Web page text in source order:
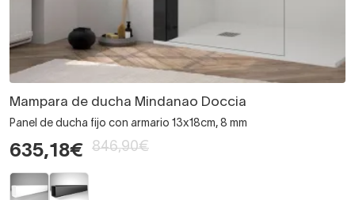
Mampara de ducha Mindanao Doccia
Panel de ducha fijo con armario 13x18cm, 8 mm
635,18€ 846,90€